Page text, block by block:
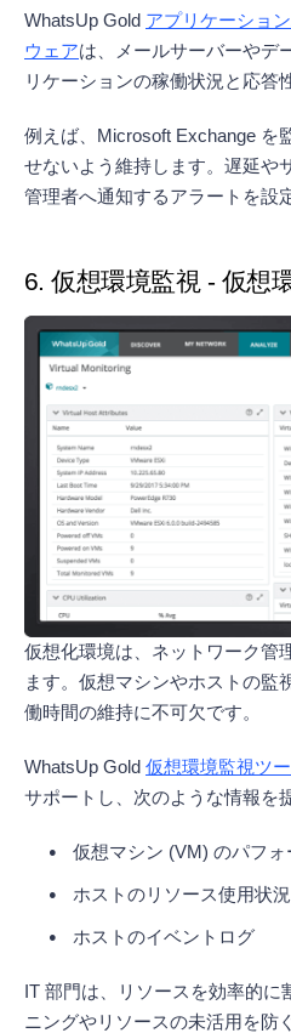
WhatsUp Gold アプリケーショ
ウェアは、メールサーバーやデ
リケーションの稼働状況と応答
例えば、Microsoft Exchange を
せないよう維持します。遅延や
管理者へ通知するアラートを設
6. 仮想環境監視 - 仮想
仮想化環境は、ネットワーク管
ます。仮想マシンやホストの監
働時間の維持に不可欠です。
WhatsUp Gold 仮想環境監視ツ
サポートし、次のような情報を
仮想マシン (VM) のパフォ
ホストのリソース使用状況
ホストのイベントログ
IT 部門は、リソースを効率的に
ニングやリソースの未活用を防